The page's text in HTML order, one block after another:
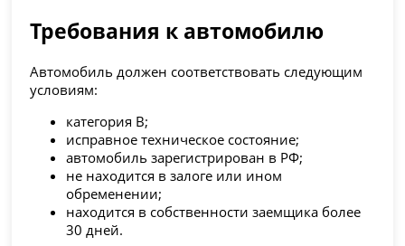
Требования к автомобилю
Автомобиль должен соответствовать следующим
условиям:
категория B;
исправное техническое состояние;
автомобиль зарегистрирован в РФ;
не находится в залоге или ином
обременении;
находится в собственности заемщика более
30 дней.